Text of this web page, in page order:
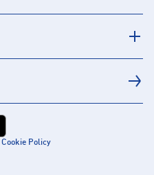
Cookie Policy